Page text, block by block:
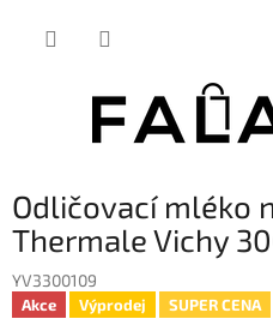
Odličovací mléko
Thermale Vichy
YV3300109
Akce Výprodej SUPER CENA